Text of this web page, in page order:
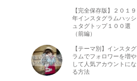
【完全保存版】２０１９
年インスタグラムハッシ
ュタグトップ１００選
（前編）
【テーマ別】インスタグ
ラムでフォロワーを増や
して人気アカウントにな
る方法